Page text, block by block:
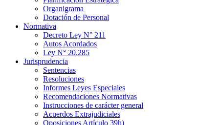
Organigrama
Dotación de Personal
Normativa
Decreto Ley N° 211
Autos Acordados
Ley N° 20.285
Jurisprudencia
Sentencias
Resoluciones
Informes Leyes Especiales
Recomendaciones Normativas
Instrucciones de carácter general
Acuerdos Extrajudiciales
Oposiciones Artículo 39h)